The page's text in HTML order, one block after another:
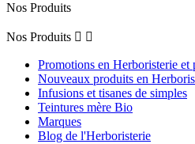
Nos Produits
Nos Produits  
Promotions en Herboristerie et
Nouveaux produits en
Infusions et tisanes de simples
Teintures mère Bio
Marques
Blog de l'Herboristerie